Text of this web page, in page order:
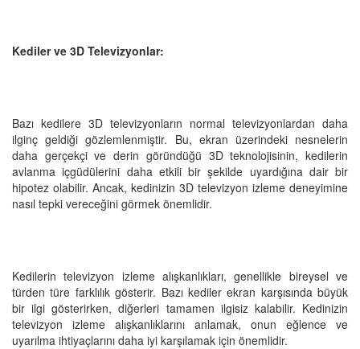
Kediler ve 3D Televizyonlar:
Bazı kedilere 3D televizyonların normal televizyonlardan daha
ilginç geldiği gözlemlenmiştir. Bu, ekran üzerindeki nesnelerin
daha gerçekçi ve derin göründüğü 3D teknolojisinin, kedilerin
avlanma içgüdülerini daha etkili bir şekilde uyardığına dair bir
hipotez olabilir. Ancak, kedinizin 3D televizyon izleme deneyimine
nasıl tepki vereceğini görmek önemlidir.
Kedilerin televizyon izleme alışkanlıkları, genellikle bireysel ve
türden türe farklılık gösterir. Bazı kediler ekran karşısında büyük
bir ilgi gösterirken, diğerleri tamamen ilgisiz kalabilir. Kedinizin
televizyon izleme alışkanlıklarını anlamak, onun eğlence ve
uyarılma ihtiyaçlarını daha iyi karşılamak için önemlidir.